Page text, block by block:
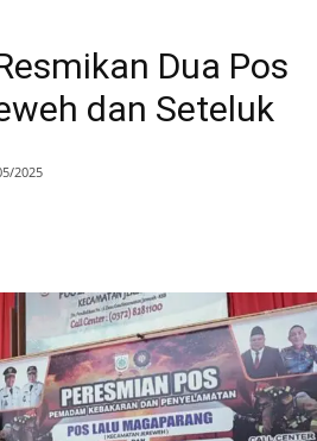
Dua Pos
dan Seteluk
2025